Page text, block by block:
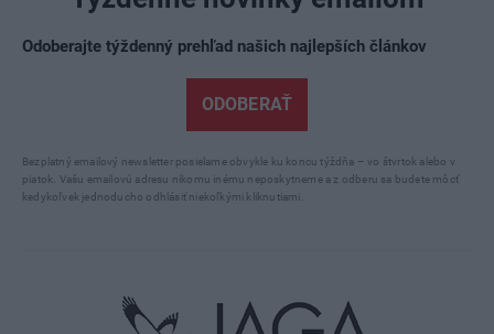
Odoberajte týždenný prehľad našich najlepších článkov
ODOBERAŤ
Bezplatný emailový newsletter posielame obvykle ku koncu týždňa – vo štvrtok alebo v
piatok. Vašu emailovú adresu nikomu inému neposkytneme a z odberu sa budete môcť
kedykoľvek jednoducho odhlásiť niekoľkými kliknutiami.